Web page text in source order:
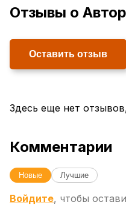
Отзывы о
Оставить отзыв
Здесь еще нет
Комментарии
Новые Лучшие
Войдите, чтобы